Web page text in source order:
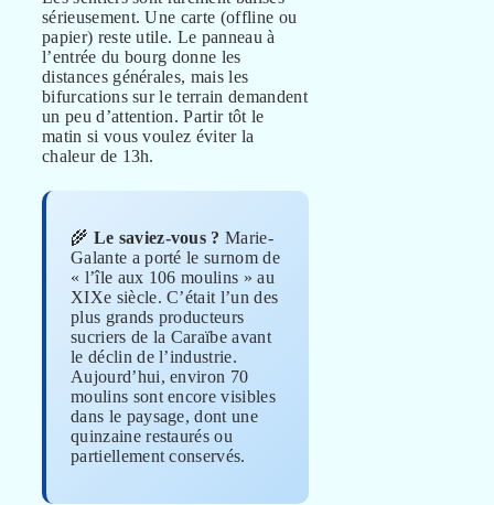
sérieusement. Une carte (offline ou
papier) reste utile. Le panneau à
l’entrée du bourg donne les
distances générales, mais les
bifurcations sur le terrain demandent
un peu d’attention. Partir tôt le
matin si vous voulez éviter la
chaleur de 13h.
🌾 Le saviez-vous ? Marie-
Galante a porté le surnom de
« l’île aux 106 moulins » au
XIXe siècle. C’était l’un des
plus grands producteurs
sucriers de la Caraïbe avant
le déclin de l’industrie.
Aujourd’hui, environ 70
moulins sont encore visibles
dans le paysage, dont une
quinzaine restaurés ou
partiellement conservés.